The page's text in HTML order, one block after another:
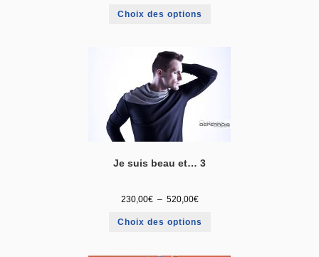
Choix des options
Je suis beau et… 3
230,00€ – 520,00€
Choix des options